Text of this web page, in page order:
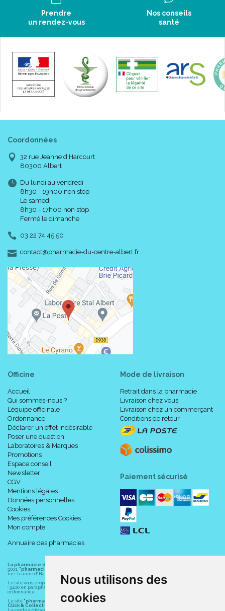
Nous utilisons des
cookies
Prendre
un rendez-vous
Nos conseils
santé
Coordonnées
32 rue Jeanne d’Harcourt
80300 Albert
Du lundi au vendredi
8h30 - 19h00 non stop
Le samedi
8h30 - 17h00 non stop
Fermé le dimanche
03 22 74 45 50
contact-
@-
pharmacie-du-centre-albert.fr
Officine
Accueil
Qui sommes-nous ?
L’équipe officinale
Ordonnance
Déclarer un effet indésirable
Poser une question
Laboratoires & Marques
Promotions
Espace conseil
Newsletter
CGV
Mentions légales
Données personnelles
Cookies
Mes préférences Cookies
Mon compte
Annuaire des pharmacies
Mode de livraison
Retrait dans la pharmacie
Livraison chez vous
Livraison chez un commerçant
Conditions de retour
Paiement sécurisé
La pharmacie du centre à Albert
9001. "pharmacie-du-centre-albert.fr "
rue Jeanne d' Harcourt, 80300 Albert.
Le site vous propose un large choix de plus de 11000 références, au prix les plus bas possible
: 9400 en parapharmacie, animaux, orthopédie, matériel médical. 1700 en médicaments sans
ordonnance.
Le site "pharmacie-du-centre-albert.fr"vous propose les service suivants :
Click & Collect (retrait gratuit dans la pharmacie).
La vente à distance chez vous et/ou chez un commerçant sur la France (Andorre, Monaco et